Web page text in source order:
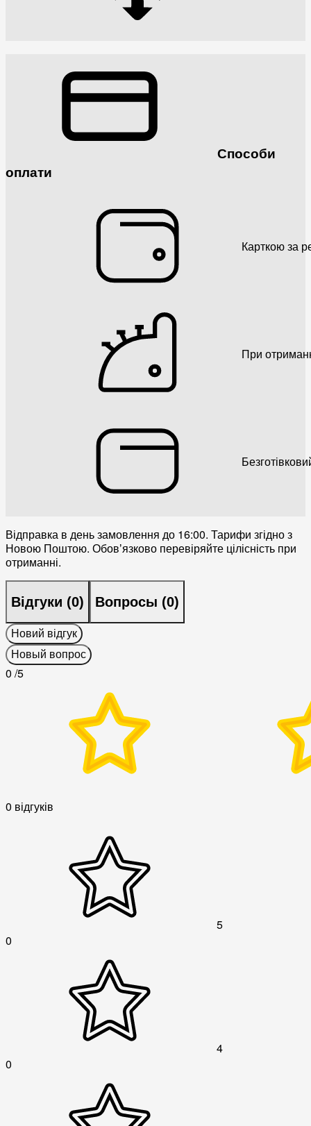
Способи
оплати
Карткою за
При
Відправка в день замовлення до 16:00. Тарифи згідно з
Новою Поштою. Обовʼязково перевіряйте цілісність при
отриманні.
Відгуки (0) Вопросы (0)
Новий відгук
Новый вопрос
0 /5
0 відгуків
5
0
4
0